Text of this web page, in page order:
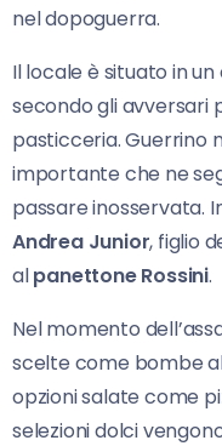
nel dopoguerra.
Il locale è situato in
secondo gli avversari
pasticceria. Guerrino
importante che ne
passare inosservata.
Andrea Junior, figlio
alpanettone Rossini.
Nel momento
scelte come bombe
opzioni salate come
selezioni dolci